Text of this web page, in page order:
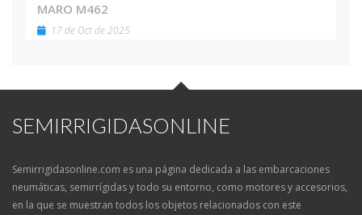
MARO M462
17 de Oct de 2025
SEMIRRIGIDASONLINE
Semirrigidasonline.com es una página dedicada a las embarcaciones
neumáticas, semirrígidas y todo su entorno, como motores y accesorios,
en la que se muestran todos los objetos relacionados con este